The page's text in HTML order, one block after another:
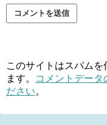
このサイトはスパム
ます。
コメントデータ
ださい。